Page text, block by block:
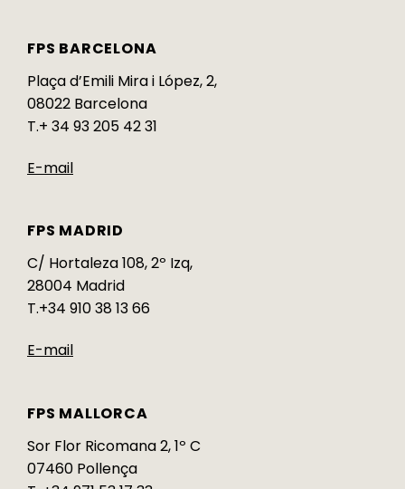
FPS BARCELONA
Plaça d’Emili Mira i López, 2,
08022 Barcelona
T.+ 34 93 205 42 31
E-mail
FPS MADRID
C/ Hortaleza 108, 2º Izq,
28004 Madrid
T.+34 910 38 13 66
E-mail
FPS MALLORCA
Sor Flor Ricomana 2, 1º C
07460 Pollença